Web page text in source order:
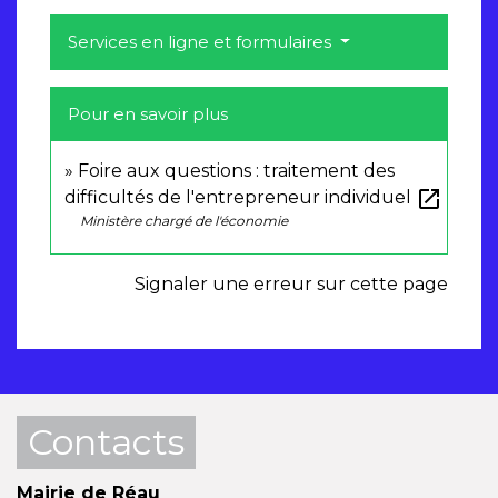
Services en ligne et formulaires
Pour en savoir plus
Foire aux questions : traitement des
difficultés de l'entrepreneur individuel
open_in_new
Ministère chargé de l'économie
Signaler une erreur sur cette page
Contacts
Mairie de Réau